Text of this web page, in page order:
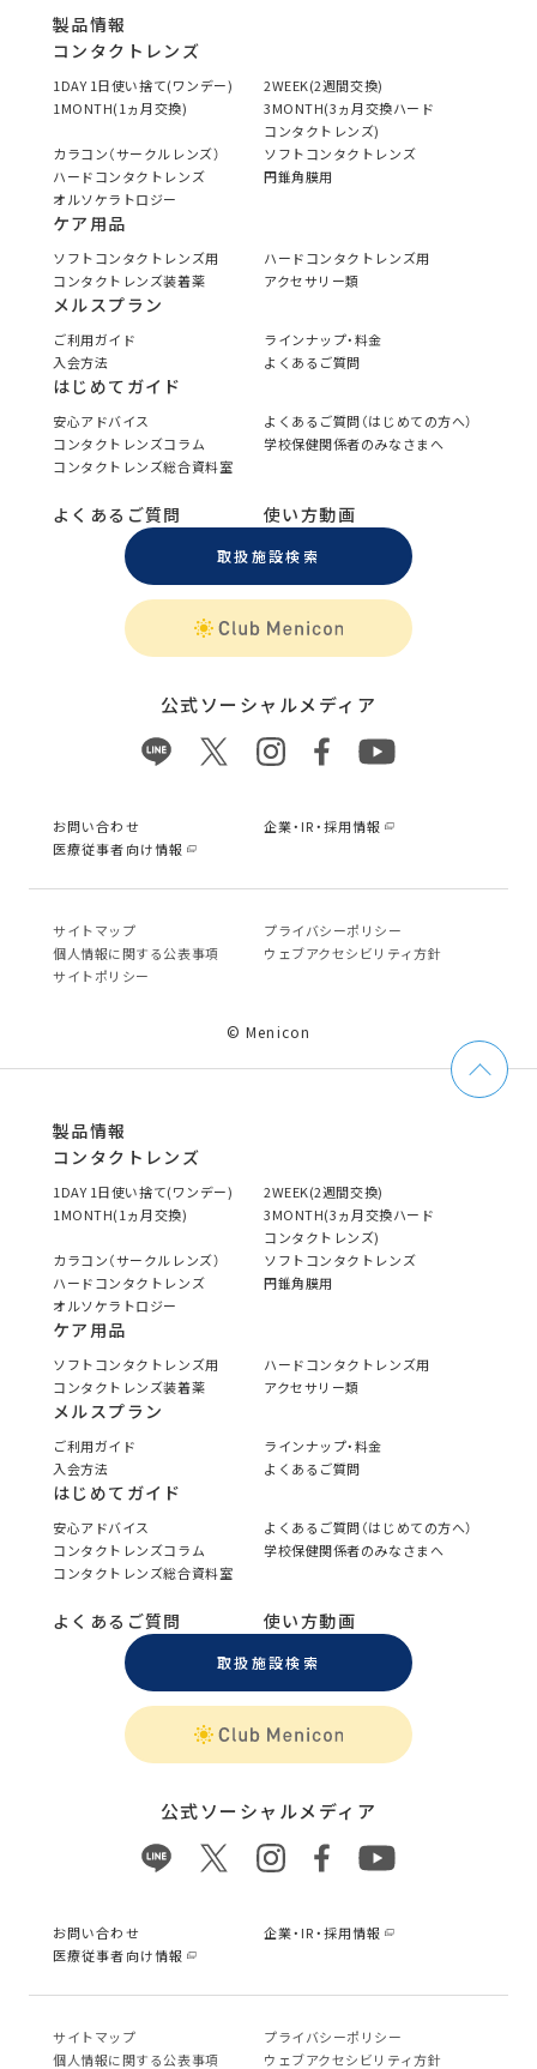
製品情報
コンタクトレンズ
1DAY 1日使い捨て(ワンデー)
2WEEK(2週間交換)
1MONTH(1ヵ月交換)
3MONTH(3ヵ月交換ハード
コンタクトレンズ)
カラコン（サークルレンズ）
ソフトコンタクトレンズ
ハードコンタクトレンズ
円錐角膜用
オルソケラトロジー
ケア用品
ソフトコンタクトレンズ用
ハードコンタクトレンズ用
コンタクトレンズ装着薬
アクセサリー類
メルスプラン
ご利用ガイド
ラインナップ・料金
入会方法
よくあるご質問
はじめてガイド
安心アドバイス
よくあるご質問（はじめての方へ）
コンタクトレンズコラム
学校保健関係者のみなさまへ
コンタクトレンズ総合資料室
よくあるご質問 使い方動画
取扱施設検索
公式ソーシャルメディア
お問い合わせ
企業・IR・採用情報
医療従事者向け情報
サイトマップ
プライバシーポリシー
個⼈情報に関する公表事項
ウェブアクセシビリティ方針
サイトポリシー
© Menicon
製品情報
コンタクトレンズ
1DAY 1日使い捨て(ワンデー)
2WEEK(2週間交換)
1MONTH(1ヵ月交換)
3MONTH(3ヵ月交換ハード
コンタクトレンズ)
カラコン（サークルレンズ）
ソフトコンタクトレンズ
ハードコンタクトレンズ
円錐角膜用
オルソケラトロジー
ケア用品
ソフトコンタクトレンズ用
ハードコンタクトレンズ用
コンタクトレンズ装着薬
アクセサリー類
メルスプラン
ご利用ガイド
ラインナップ・料金
入会方法
よくあるご質問
はじめてガイド
安心アドバイス
よくあるご質問（はじめての方へ）
コンタクトレンズコラム
学校保健関係者のみなさまへ
コンタクトレンズ総合資料室
よくあるご質問 使い方動画
取扱施設検索
公式ソーシャルメディア
お問い合わせ
企業・IR・採用情報
医療従事者向け情報
サイトマップ
プライバシーポリシー
個⼈情報に関する公表事項
ウェブアクセシビリティ方針